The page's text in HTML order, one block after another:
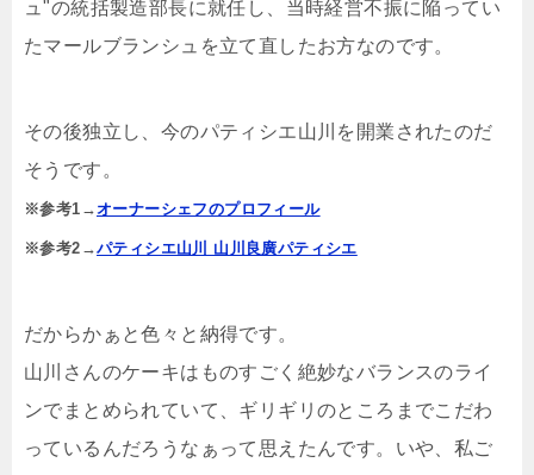
ュ"の統括製造部長に就任し、当時経営不振に陥ってい
たマールブランシュを立て直したお方なのです。
その後独立し、今のパティシエ山川を開業されたのだ
そうです。
※参考1→オーナーシェフのプロフィール
※参考2→パティシエ山川 山川良廣パティシエ
だからかぁと色々と納得です。
山川さんのケーキはものすごく絶妙なバランスのライ
ンでまとめられていて、ギリギリのところまでこだわ
っているんだろうなぁって思えたんです。いや、私ご